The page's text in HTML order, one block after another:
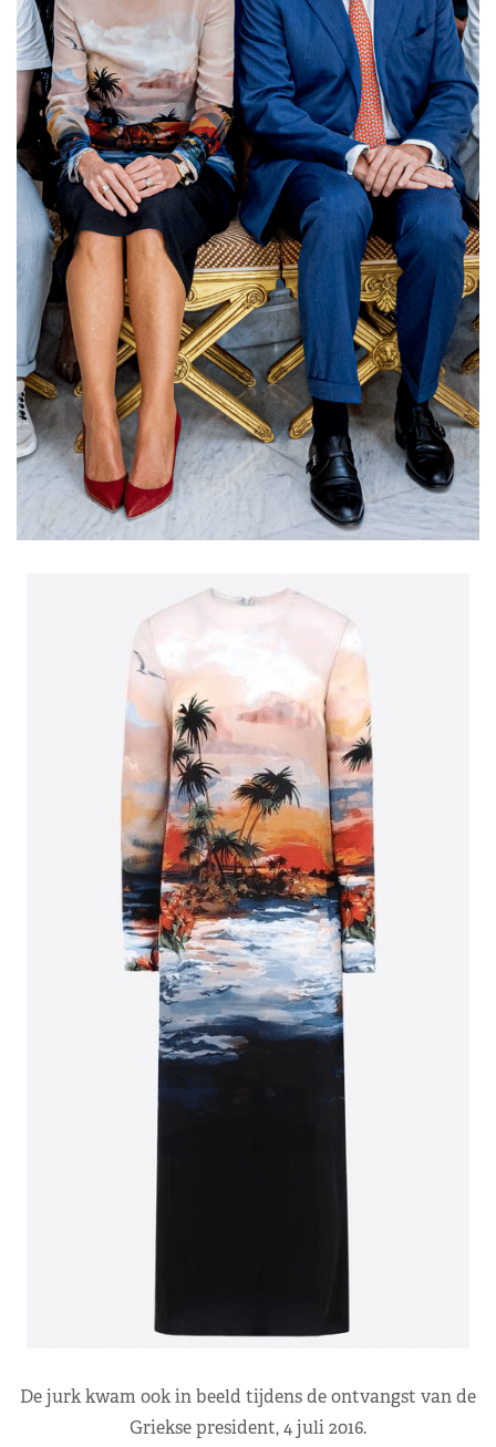
De jurk kwam ook in beeld tijdens de ontvangst van de
Griekse president, 4 juli 2016.